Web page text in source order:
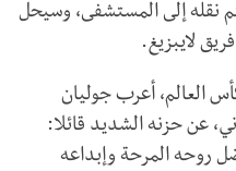
نقله إلى المستشفى، وسيحل
لايبزيغ.
العالم، أعرب جوليان
عن حزنه الشديد قائلا:
روحه المرحة وإبداعه